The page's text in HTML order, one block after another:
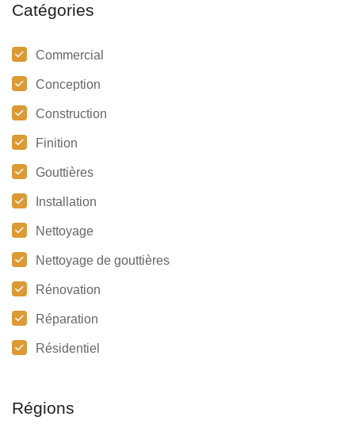
Catégories
Commercial
Conception
Construction
Finition
Gouttières
Installation
Nettoyage
Nettoyage de gouttières
Rénovation
Réparation
Résidentiel
Régions